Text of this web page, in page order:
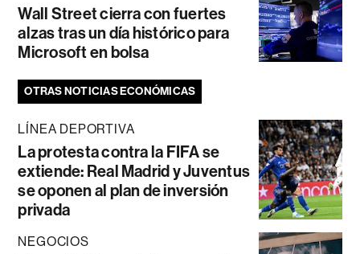
Wall Street cierra con fuertes
alzas tras un día histórico para
Microsoft en bolsa
OTRAS NOTICIAS ECONÓMICAS
LÍNEA DEPORTIVA
La protesta contra la FIFA se
extiende: Real Madrid y Juventus
se oponen al plan de inversión
privada
NEGOCIOS